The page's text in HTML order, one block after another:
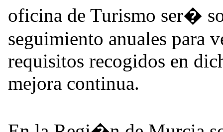
oficina de Turismo ser�
seguimiento anuales para
requisitos recogidos en
mejora continua.